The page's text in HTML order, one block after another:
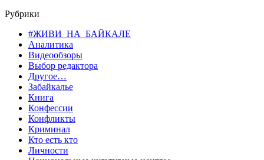
Рубрики
#ЖИВИ_НА_БАЙКАЛЕ
Аналитика
Видеообзоры
Выбор редактора
Другое…
Забайкалье
Книга
Конфессии
Конфликты
Криминал
Кто есть кто
Личности